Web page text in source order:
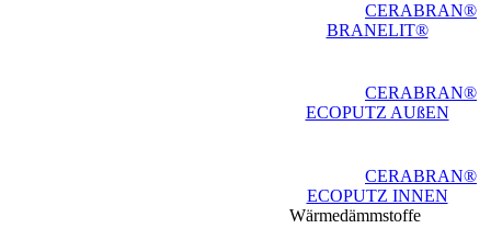
CERABRAN®
BRANELIT®
CERABRAN®
ECOPUTZ AUßEN
CERABRAN®
ECOPUTZ INNEN
Wärmedämmstoffe